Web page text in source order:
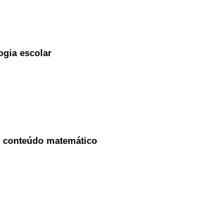
escolar
matemático